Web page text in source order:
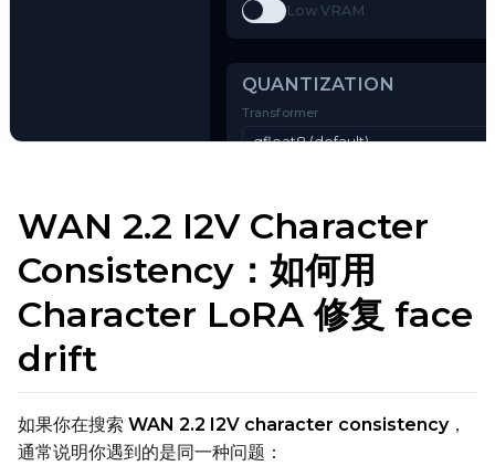
QUANTIZATION
qfloat8 (default)
Text Encoder
WAN 2.2 I2V Character
Consistency：如何用
Character LoRA 修复 face
drift
如果你在搜索 WAN 2.2 I2V character consistency，
通常说明你遇到的是同一种问题：